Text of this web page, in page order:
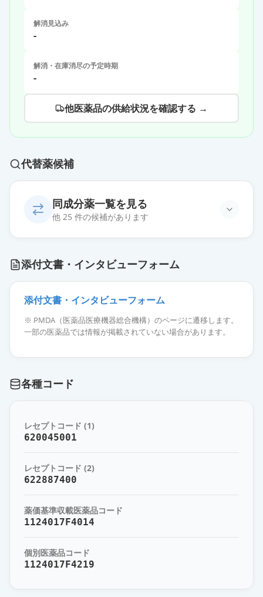
解消見込み
-
解消・在庫消尽の予定時期
-
他医薬品の供給状況を確認する →
代替薬候補
同成分薬一覧を見る
他 25 件の候補があります
薬価 6.20 円
ジアゼパム錠5「トーワ」
薬価 10.00 円
ホリゾン錠5mg
ジアゼパム錠5mg「タイホウ」
ジアゼパム錠2mg「アメル」
ジアゼパム錠10mg「ツルハラ」
ジアゼパム錠2「トーワ」
添付文書・インタビューフォーム
添付文書・インタビューフォーム
※ PMDA（医薬品医療機器総合機構）のページに遷移します。
一部の医薬品では情報が掲載されていない場合があります。
各種コード
レセプトコード (1)
620045001
レセプトコード (2)
622887400
薬価基準収載医薬品コード
1124017F4014
個別医薬品コード
1124017F4219